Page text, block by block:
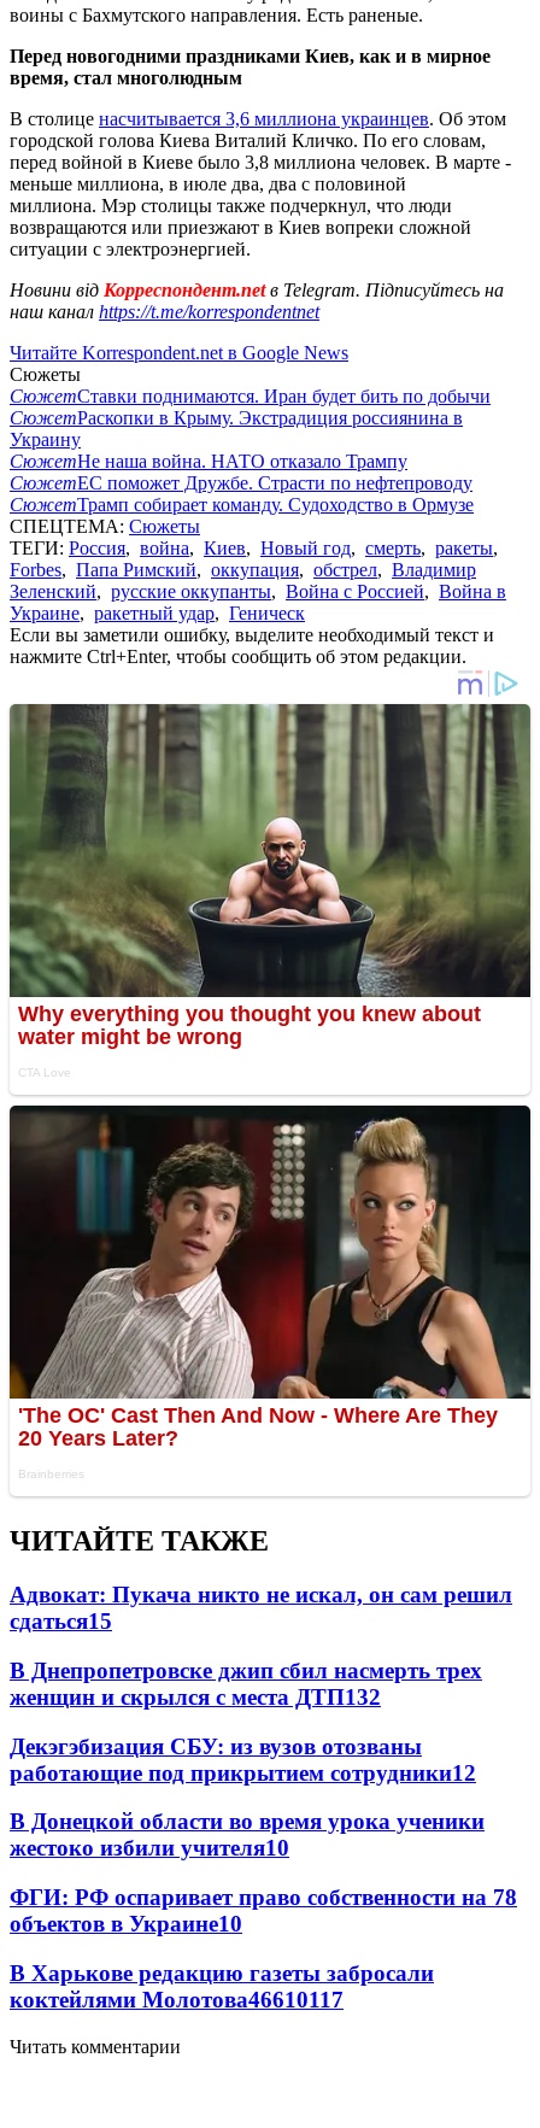
воины с Бахмутского направления. Есть раненые.
Перед новогодними праздниками Киев, как и в мирное
время, стал многолюдным
В столице насчитывается 3,6 миллиона украинцев. Об этом
городской голова Киева Виталий Кличко. По его словам,
перед войной в Киеве было 3,8 миллиона человек. В марте -
меньше миллиона, в июле два, два с половиной
миллиона. Мэр столицы также подчеркнул, что люди
возвращаются или приезжают в Киев вопреки сложной
ситуации с электроэнергией.
Новини від Корреспондент.netв Telegram. Підписуйтесь на
наш канал https://t.me/korrespondentnet
Читайте Korrespondent.net в Google News
Сюжеты
СюжетСтавки поднимаются. Иран будет бить по добычи
СюжетРаскопки в Крыму. Экстрадиция россиянина в
Украину
СюжетНе наша война. НАТО отказало Трампу
СюжетЕС поможет Дружбе. Страсти по нефтепроводу
СюжетТрамп собирает команду. Судоходство в Ормузе
СПЕЦТЕМА: Сюжеты
ТЕГИ: Россия, война, Киев, Новый год, смерть, ракеты,
Forbes, Папа Римский, оккупация, обстрел, Владимир
Зеленский, русские оккупанты, Война с Россией, Война в
Украине, ракетный удар, Геническ
Если вы заметили ошибку, выделите необходимый текст и
нажмите Ctrl+Enter, чтобы сообщить об этом редакции.
ЧИТАЙТЕ ТАКЖЕ
Адвокат: Пукача никто не искал, он сам решил
сдаться15
В Днепропетровске джип сбил насмерть трех
женщин и скрылся с места ДТП132
Декэгэбизация СБУ: из вузов отозваны
работающие под прикрытием сотрудники12
В Донецкой области во время урока ученики
жестоко избили учителя10
ФГИ: РФ оспаривает право собственности на 78
объектов в Украине10
В Харькове редакцию газеты забросали
коктейлями Молотова46610117
Читать комментарии